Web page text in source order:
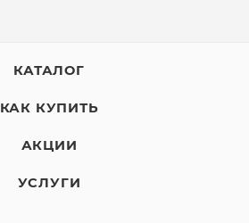
КАТАЛОГ
КАК КУПИТЬ
АКЦИИ
УСЛУГИ